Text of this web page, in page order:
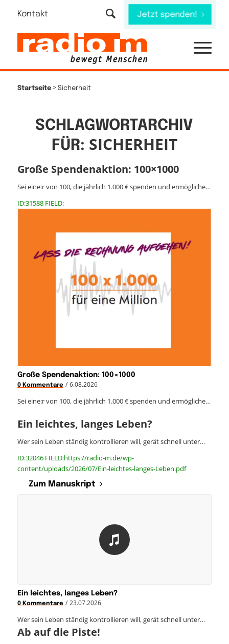
Kontakt Jetzt spenden!
Startseite> Sicherheit
SCHLAGWORTARCHIV
FÜR: SICHERHEIT
Große Spendenaktion: 100×1000
Sei eine:r von 100, die jährlich 1.000 € spenden und ermögliche…
ID:31588 FIELD:
Große Spendenaktion: 100×1000
0 Kommentare / 6.08.2026
Sei eine:r von 100, die jährlich 1.000 € spenden und ermögliche…
Ein leichtes, langes Leben?
Wer sein Leben ständig kontrollieren will, gerät schnell unter…
ID:32046 FIELD:https://radio-m.de/wp-
content/uploads/2026/07/Ein-leichtes-langes-Leben.pdf
Zum Manuskript
Ein leichtes, langes Leben?
0 Kommentare / 23.07.2026
Wer sein Leben ständig kontrollieren will, gerät schnell unter…
Ab auf die Piste!